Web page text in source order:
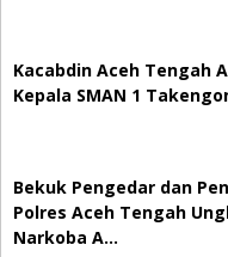
Kacabdin Aceh Tengah
Kepala SMAN 1
Bekuk Pengedar dan
Polres Aceh Tengah
Narkoba A…